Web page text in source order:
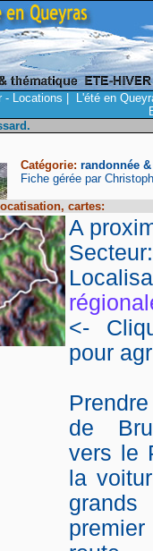
- Locations
L'été en
Catégorie: randonnée
Fiche gérée par
cartes:
A
<-
pour
de
vers le
la